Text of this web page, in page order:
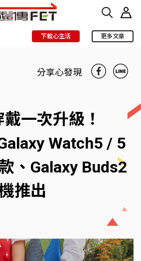
下載心生活 更多文章
分享心發現
一次升級！
Watch5 / 5
、Galaxy Buds2
推出